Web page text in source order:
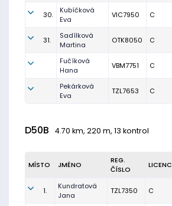
30.
Kubíčková
Eva
VIC7950 C
31.
Sadílková
Martina
OTK8050 C
Fučíková
Hana
VBM7751 C
Pekárková
Eva
TZL7653 C
D50B 4.70 km, 220 m, 13 kontrol
MÍSTO JMÉNO
REG.
ČÍSLO
1.
Kundratová
Jana
TZL7350 C